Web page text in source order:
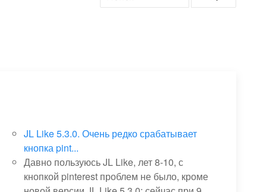
JL Like 5.3.0. Очень редко срабатывает
кнопка pint...
Давно пользуюсь JL Like, лет 8-10, с
кнопкой pinterest проблем не было, кроме